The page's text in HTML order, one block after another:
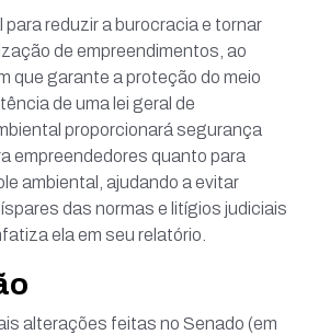
para reduzir a burocracia e tornar
de empreendimentos, ao
que garante a proteção do meio
de uma lei geral de
proporcionará segurança
empreendedores quanto para
ambiental, ajudando a evitar
das normas e litígios judiciais
ela em seu relatório.
alterações feitas no Senado (em